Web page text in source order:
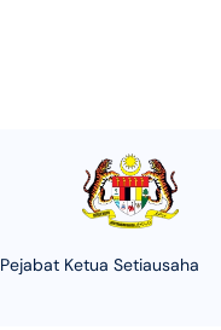
Pejabat Ketua Setiausaha